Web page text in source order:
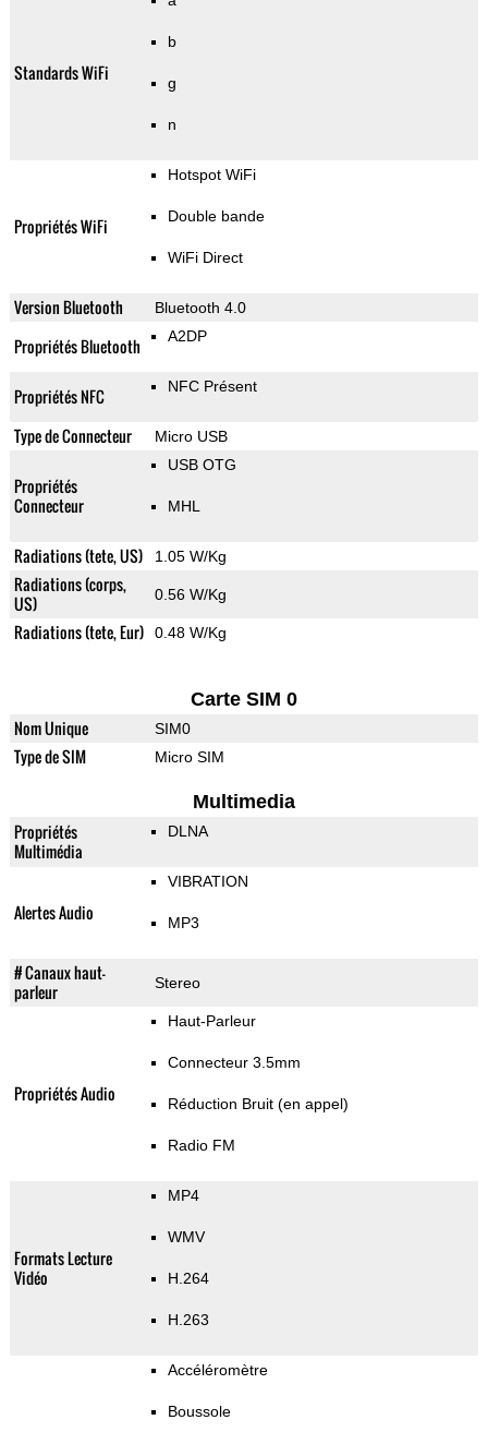
Standards WiFi
b
g
n
Propriétés WiFi
Hotspot WiFi
Double bande
WiFi Direct
Version Bluetooth Bluetooth 4.0
Propriétés Bluetooth A2DP
Propriétés NFC NFC Présent
Type de Connecteur Micro USB
Propriétés
Connecteur
USB OTG
MHL
Radiations (tete, US) 1.05 W/Kg
Radiations (corps,
US)
0.56 W/Kg
Radiations (tete, Eur) 0.48 W/Kg
Carte SIM 0
Nom Unique SIM0
Type de SIM Micro SIM
Multimedia
Propriétés
Multimédia
DLNA
Alertes Audio
VIBRATION
MP3
# Canaux haut-
parleur
Stereo
Propriétés Audio
Haut-Parleur
Connecteur 3.5mm
Réduction Bruit (en appel)
Radio FM
Formats Lecture
Vidéo
MP4
WMV
H.264
H.263
Accéléromètre
Boussole